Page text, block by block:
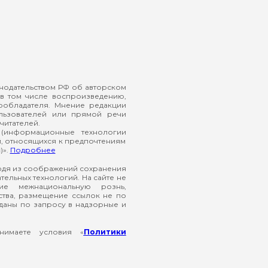
РФ об авторском
числе воспроизведению,
Мнение редакции
или прямой речи
технологии
относящихся к предпочтениям
Подробнее
из соображений сохранения
технологий. На сайте не
межнациональную рознь,
размещение ссылок не по
по запросу в надзорные и
условия «Политики